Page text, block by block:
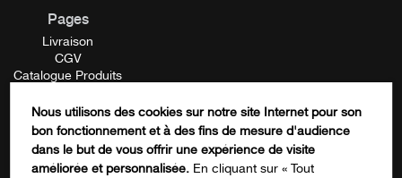
Comments
Pages
Livraison
CGV
Catalogue Produits
Contactez-nous
FORMATION
Nous utilisons des cookies sur notre site Internet pour son
bon fonctionnement et à des fins de mesure d'audience
dans le but de vous offrir une expérience de visite
améliorée et personnalisée. En cliquant sur « Tout